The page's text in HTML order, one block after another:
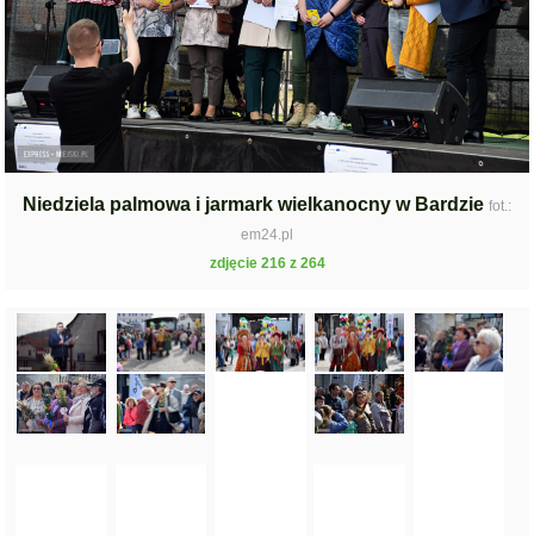
Niedziela palmowa i jarmark wielkanocny w Bardzie fot.:
em24.pl
zdjęcie 216 z 264